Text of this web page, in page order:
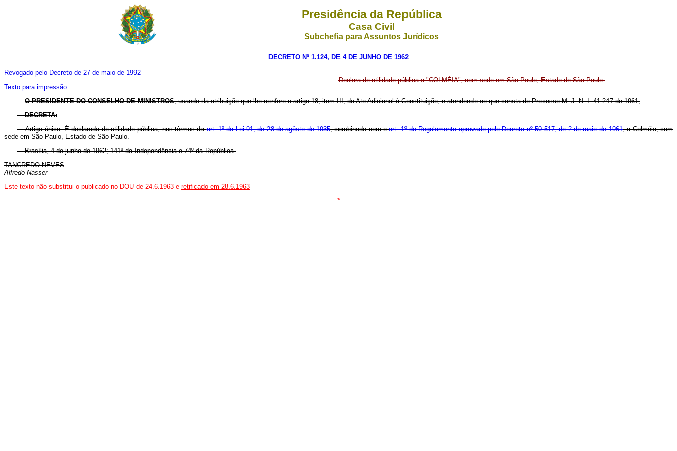
Presidência da República
Casa Civil
Subchefia para Assuntos Jurídicos
DECRETO Nº 1.124, DE 4 DE JUNHO DE 1962
Revogado pelo Decreto de 27 de maio de 1992
Texto para impressão
Declara de utilidade pública a "COLMÉIA", com sede em São Paulo, Estado de São Paulo.
O PRESIDENTE DO CONSELHO DE MINISTROS, usando da atribuição que lhe confere o artigo 18, item III, do Ato Adicional à Constituição, e atendendo ao que consta do Processo M. J. N. I. 41.247 de 1961,
DECRETA:
Artigo único. É declarada de utilidade pública, nos têrmos doart. 1º da Lei 91, de 28 de agôsto de 1935, combinado com oart. 1º do Regulamento aprovado pelo Decreto nº 50.517, de 2 de maio de 1961, a Colméia, com
sede em São Paulo, Estado de São Paulo.
Brasília, 4 de junho de 1962; 141º da Independência e 74º da República.
TANCREDO NEVES
Alfredo Nasser
Este texto não substitui o publicado no DOU de 24.6.1963 eretificado em 28.6.1963
*